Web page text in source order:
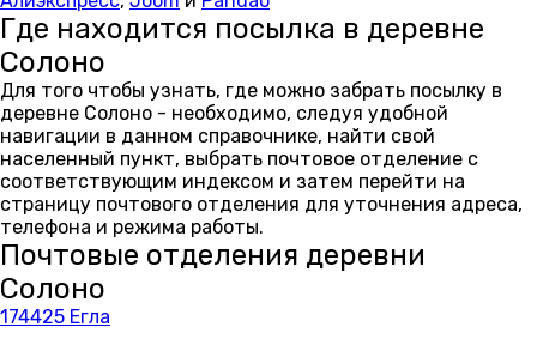
Где находится посылка в деревне
Солоно
Для того чтобы узнать, где можно забрать посылку в
деревне Солоно - необходимо, следуя удобной
навигации в данном справочнике, найти свой
населенный пункт, выбрать почтовое отделение с
соответствующим индексом и затем перейти на
страницу почтового отделения для уточнения адреса,
телефона и режима работы.
Почтовые отделения деревни
Солоно
174425 Егла